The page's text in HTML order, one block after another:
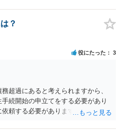
？
役にたった 3
超過にあると考えられますから、
続開始の申立てをする必要があり
頼する必要がありますから、会社